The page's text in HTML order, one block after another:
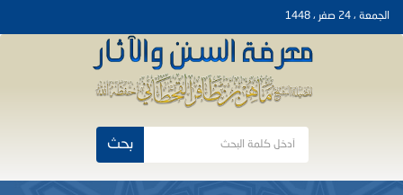
الجمعة ، 24 صفر ، 1448
بحث